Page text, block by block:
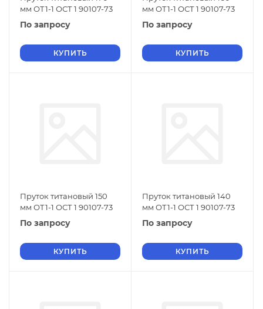
мм ОТ1-1 ОСТ 1 90107-73
По запросу
КУПИТЬ
мм ОТ1-1 ОСТ 1 90107-73
По запросу
КУПИТЬ
Пруток титановый 150
мм ОТ1-1 ОСТ 1 90107-73
По запросу
КУПИТЬ
Пруток титановый 140
мм ОТ1-1 ОСТ 1 90107-73
По запросу
КУПИТЬ